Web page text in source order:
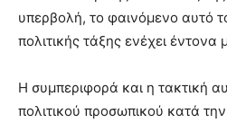
υπερβολή, το φαινόμενο αυτό
πολιτικής τάξης ενέχει έντονα
Η συμπεριφορά και η τακτική
πολιτικού προσωπικού κατά